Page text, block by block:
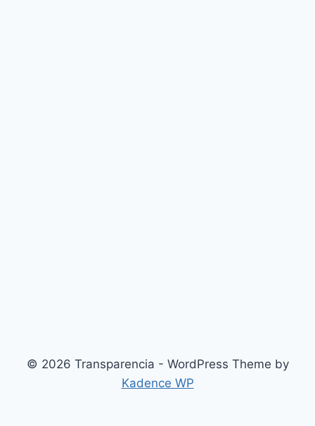
© 2026 Transparencia - WordPress Theme by
Kadence WP